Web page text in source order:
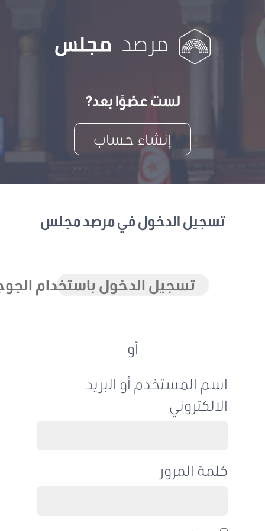
لست عضوًا بعد?
إنشاء حساب
تسجيل الدخول في مرصد مجلس
تسجيل الدخول باستخدام الجوجل
اسم المستخدم أو البريد
الالكتروني
كلمة المرور